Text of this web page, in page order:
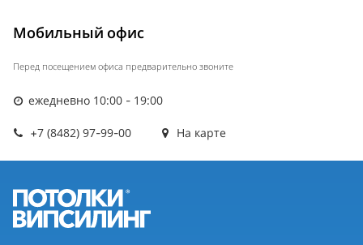
Мобильный офис
Перед посещением офиса предварительно звоните
ежедневно 10:00 - 19:00
+7 (8482) 97-99-00 На карте